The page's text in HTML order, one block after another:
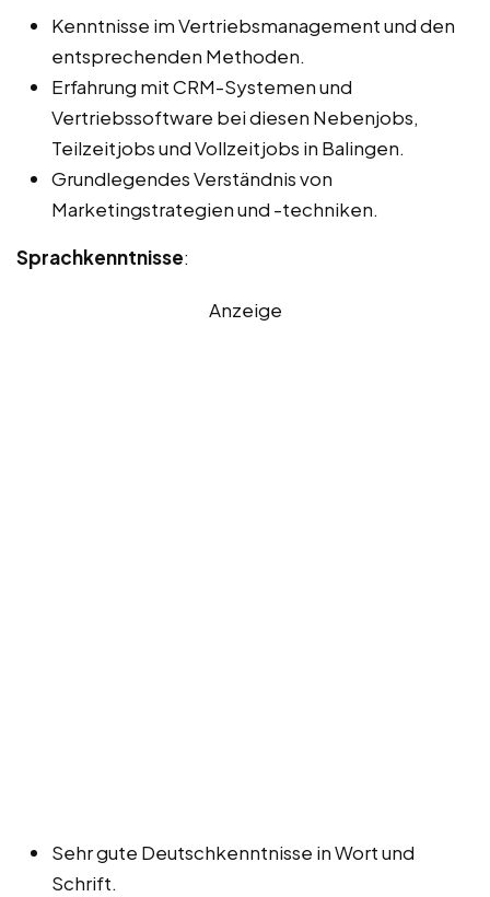
Kenntnisse im Vertriebsmanagement und den
entsprechenden Methoden.
Erfahrung mit CRM-Systemen und
Vertriebssoftware bei diesen Nebenjobs,
Teilzeitjobs und Vollzeitjobs in Balingen.
Grundlegendes Verständnis von
Marketingstrategien und -techniken.
Sprachkenntnisse:
Anzeige
Sehr gute Deutschkenntnisse in Wort und
Schrift.